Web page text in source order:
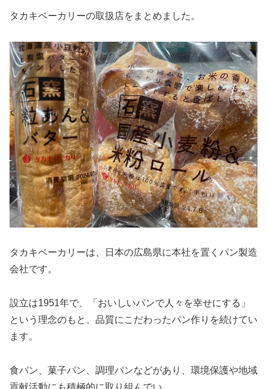
タカキベーカリーの取扱店をまとめました。
タカキベーカリーは、日本の広島県に本社を置くパン製造
会社です。
設立は1951年で、「おいしいパンで人々を幸せにする」
という理念のもと、品質にこだわったパン作りを続けてい
ます。
食パン、菓子パン、調理パンなどがあり、環境保護や地域
貢献活動にも積極的に取り組んでい